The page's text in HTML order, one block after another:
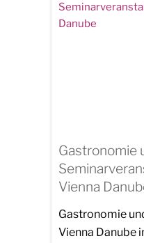
Gastronomie
Vienna
Gastronomie
Vienna Danube